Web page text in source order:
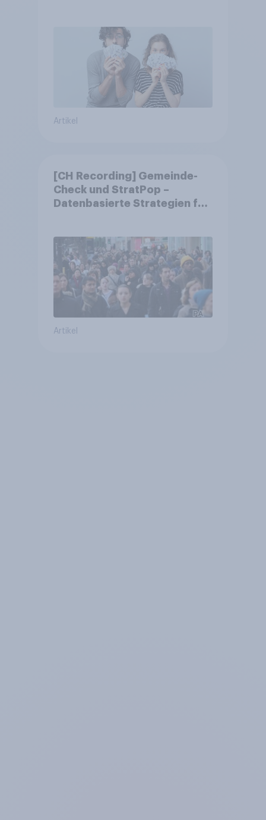
Artikel
[CH Recording] Gemeinde-
Check und StratPop –
Datenbasierte Strategien für
Artikel